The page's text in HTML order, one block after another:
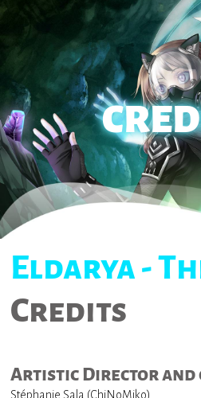
Eldarya -
Credits
Artistic Director and
Stéphanie Sala (ChiNoMiko)